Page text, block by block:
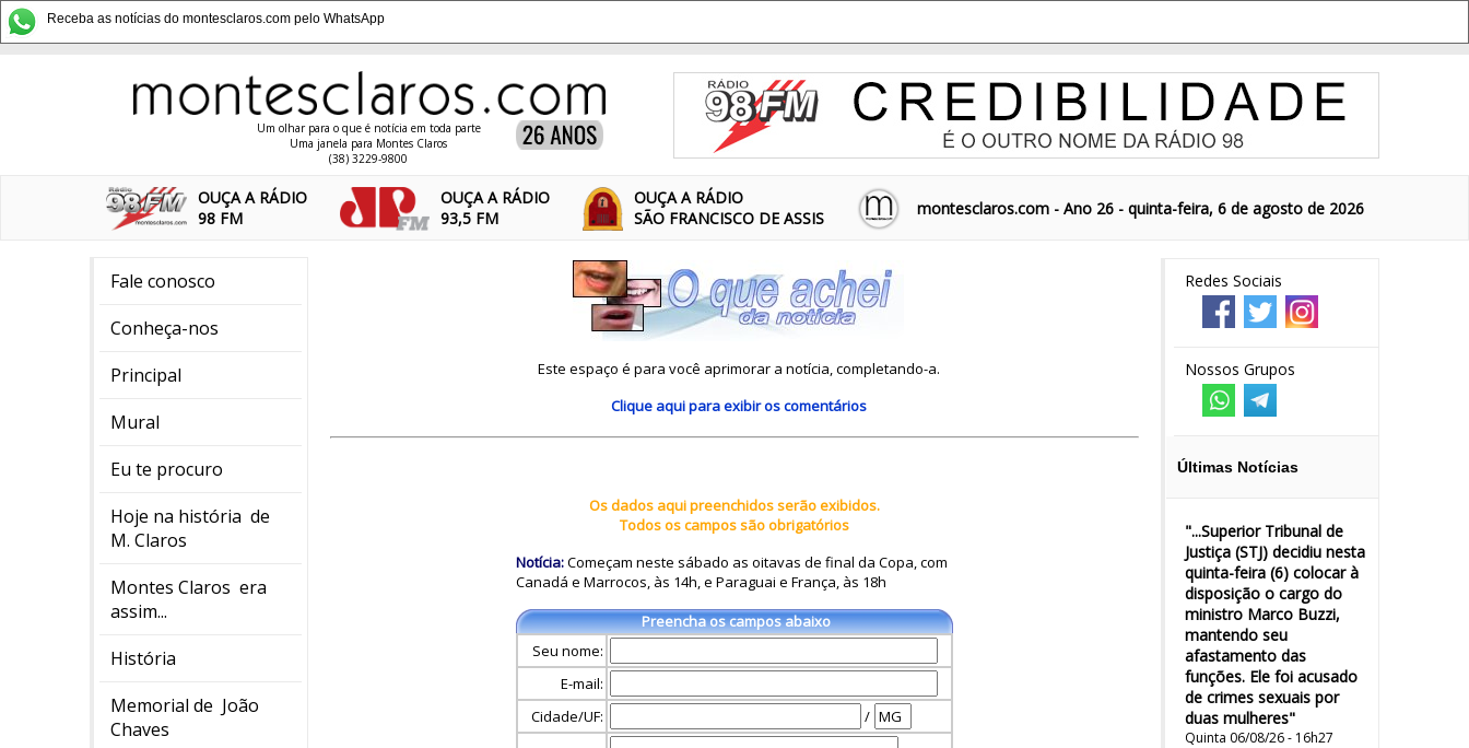
Receba as notícias do montesclaros.com pelo WhatsApp
Um olhar para o que é notícia em toda parte
Uma janela para Montes Claros
(38) 3229-9800
OUÇA A RÁDIO
98 FM
OUÇA A RÁDIO
93,5 FM
OUÇA A RÁDIO
SÃO FRANCISCO DE ASSIS
montesclaros.com - Ano 26 - quinta-feira, 6 de agosto de 2026
Fale conosco
Conheça-nos
Principal
Mural
Eu te procuro
Hoje na história de
M. Claros
Montes Claros era
assim...
História
Memorial de João
Chaves
Redes Sociais
Nossos Grupos
Últimas Notícias
"...Superior Tribunal de
Justiça (STJ) decidiu nesta
quinta-feira (6) colocar à
disposição o cargo do
ministro Marco Buzzi,
mantendo seu
afastamento das
funções. Ele foi acusado
de crimes sexuais por
duas mulheres"
Quinta 06/08/26 - 16h27
Este espaço é para você aprimorar a notícia, completando-a.
Clique aquipara exibir os comentários
Os dados aqui preenchidos serão exibidos.
Todos os campos são obrigatórios
Notícia:Começam neste sábado as oitavas de final da Copa, com
Canadá e Marrocos, às 14h, e Paraguai e França, às 18h
Preencha os campos abaixo
Seu nome:
E-mail:
Cidade/UF:
/